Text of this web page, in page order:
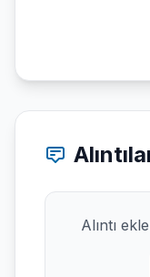
Alıntı